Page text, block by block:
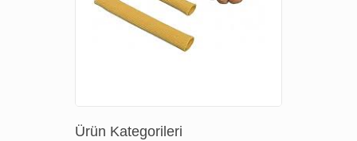
Ürün Kategorileri